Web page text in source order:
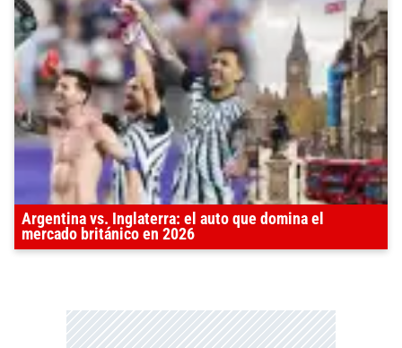
Argentina vs. Inglaterra: el auto que domina el
mercado británico en 2026